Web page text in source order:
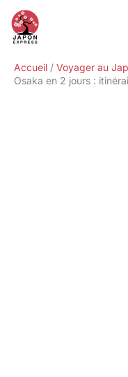
contenu
Accueil
Voyager au
Osaka en 2 jours :
Rechercher